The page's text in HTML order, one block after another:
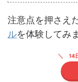
注意点を押さえ
ルを体験してみ
14